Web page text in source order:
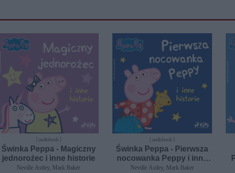
[ audiobook ]
Świnka Peppa - Magiczny
jednorożec i inne historie
Neville Astley, Mark Baker
[ audiobook ]
Świnka Peppa - Pierwsza
nocowanka Peppy i inne
historie
Neville Astley, Mark Baker